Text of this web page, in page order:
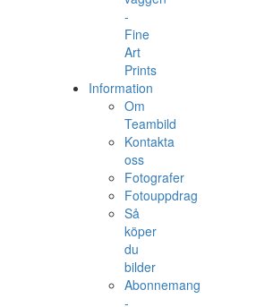
-
Fine
Art
Prints
Information
Om
Teambild
Kontakta
oss
Fotografer
Fotouppdrag
Så
köper
du
bilder
Abonnemang
-